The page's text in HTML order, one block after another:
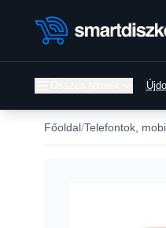
Főoldal Telefontok,